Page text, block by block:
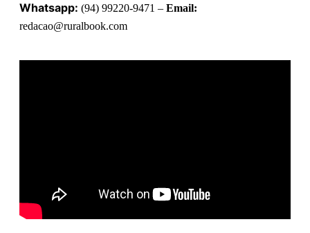
Whatsapp: (94) 99220-9471 – Email:
redacao@ruralbook.com